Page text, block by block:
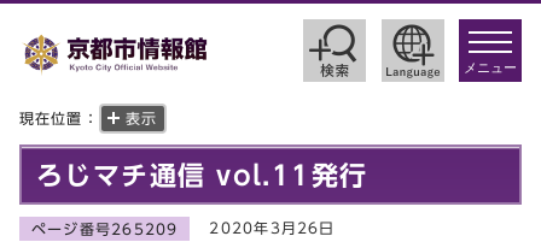
toggle
メニュー
現在位置： 表示
ろじマチ通信 vol.11発行
ページ番号265209 2020年3月26日